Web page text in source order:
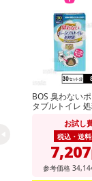
BOS 臭わない
タブルトイレ
お試し
税込・送
7,207
参考価格